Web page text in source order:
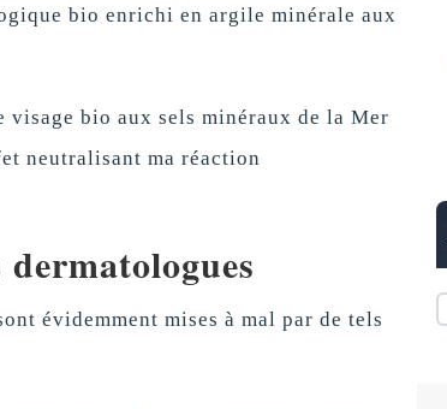
bio enrichi en argile minérale aux
visage bio aux sels minéraux de la Mer
neutralisant ma réaction
dermatologues
évidemment mises à mal par de tels